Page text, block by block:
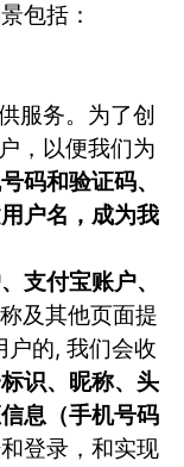
包括：
服务。为了创
，以便我们为
码和验证码、
户名，成为我
支付宝账户、
及其他页面提
户的, 我们会收
识、昵称、头
息（手机号码
登录，和实现